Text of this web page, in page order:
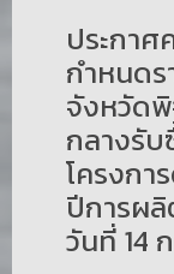
ประกา
กำหนดร
จังหวัดพิ
กลางรับ
โครงกา
ปีการผ
วันที่ 14